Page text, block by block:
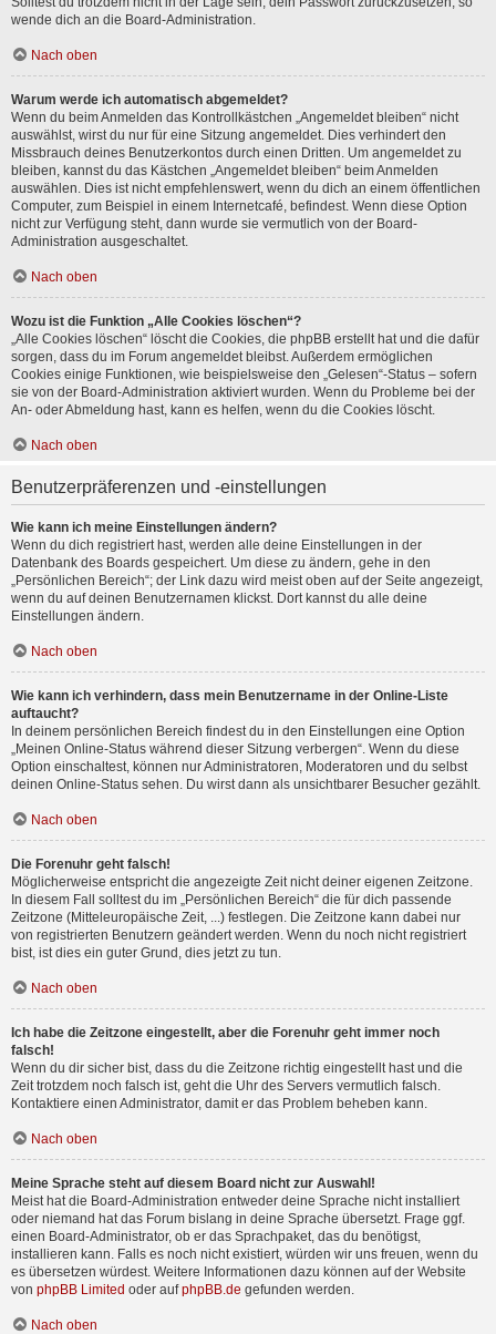
wende dich an die Board-Administration.
Nach oben
Warum werde ich automatisch abgemeldet?
Wenn du beim Anmelden das Kontrollkästchen „Angemeldet bleiben“ nicht
auswählst, wirst du nur für eine Sitzung angemeldet. Dies verhindert den
Missbrauch deines Benutzerkontos durch einen Dritten. Um angemeldet zu
bleiben, kannst du das Kästchen „Angemeldet bleiben“ beim Anmelden
auswählen. Dies ist nicht empfehlenswert, wenn du dich an einem öffentlichen
Computer, zum Beispiel in einem Internetcafé, befindest. Wenn diese Option
nicht zur Verfügung steht, dann wurde sie vermutlich von der Board-
Administration ausgeschaltet.
Nach oben
Wozu ist die Funktion „Alle Cookies löschen“?
„Alle Cookies löschen“ löscht die Cookies, die phpBB erstellt hat und die dafür
sorgen, dass du im Forum angemeldet bleibst. Außerdem ermöglichen
Cookies einige Funktionen, wie beispielsweise den „Gelesen“-Status – sofern
sie von der Board-Administration aktiviert wurden. Wenn du Probleme bei der
An- oder Abmeldung hast, kann es helfen, wenn du die Cookies löscht.
Nach oben
Benutzerpräferenzen und -einstellungen
Wie kann ich meine Einstellungen ändern?
Wenn du dich registriert hast, werden alle deine Einstellungen in der
Datenbank des Boards gespeichert. Um diese zu ändern, gehe in den
„Persönlichen Bereich“; der Link dazu wird meist oben auf der Seite angezeigt,
wenn du auf deinen Benutzernamen klickst. Dort kannst du alle deine
Einstellungen ändern.
Nach oben
Wie kann ich verhindern, dass mein Benutzername in der Online-Liste
auftaucht?
In deinem persönlichen Bereich findest du in den Einstellungen eine Option
„Meinen Online-Status während dieser Sitzung verbergen“. Wenn du diese
Option einschaltest, können nur Administratoren, Moderatoren und du selbst
deinen Online-Status sehen. Du wirst dann als unsichtbarer Besucher gezählt.
Nach oben
Die Forenuhr geht falsch!
Möglicherweise entspricht die angezeigte Zeit nicht deiner eigenen Zeitzone.
In diesem Fall solltest du im „Persönlichen Bereich“ die für dich passende
Zeitzone (Mitteleuropäische Zeit, ...) festlegen. Die Zeitzone kann dabei nur
von registrierten Benutzern geändert werden. Wenn du noch nicht registriert
bist, ist dies ein guter Grund, dies jetzt zu tun.
Nach oben
Ich habe die Zeitzone eingestellt, aber die Forenuhr geht immer noch
falsch!
Wenn du dir sicher bist, dass du die Zeitzone richtig eingestellt hast und die
Zeit trotzdem noch falsch ist, geht die Uhr des Servers vermutlich falsch.
Kontaktiere einen Administrator, damit er das Problem beheben kann.
Nach oben
Meine Sprache steht auf diesem Board nicht zur Auswahl!
Meist hat die Board-Administration entweder deine Sprache nicht installiert
oder niemand hat das Forum bislang in deine Sprache übersetzt. Frage ggf.
einen Board-Administrator, ob er das Sprachpaket, das du benötigst,
installieren kann. Falls es noch nicht existiert, würden wir uns freuen, wenn du
es übersetzen würdest. Weitere Informationen dazu können auf der Website
von phpBB Limited oder aufphpBB.de gefunden werden.
Nach oben